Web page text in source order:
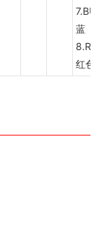
7.BU
蓝
8.RD
红色